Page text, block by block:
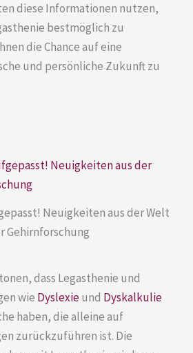
diese Informationen nutzen,
bestmöglich zu
die Chance auf eine
und persönliche Zukunft zu
Neuigkeiten aus der Welt
Gehirnforschung
dass Legasthenie und
wie Dyslexieund Dyskalkulie
haben, die alleine auf
zurückzuführen ist. Die